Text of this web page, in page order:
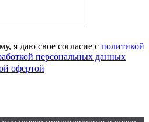
я даю свое согласие с политикой
персональных данных
офертой